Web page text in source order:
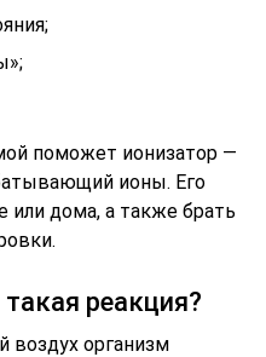
поможет ионизатор —
ионы. Его
или дома, а также брать
реакция?
воздух организм